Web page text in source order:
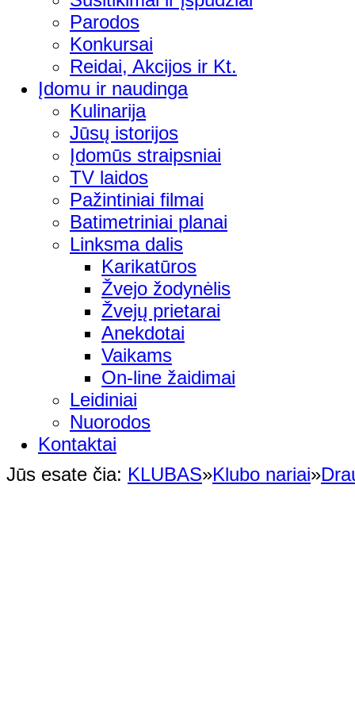
Parodos
Konkursai
Reidai, Akcijos ir Kt.
Įdomu ir naudinga
Kulinarija
Jūsų istorijos
Įdomūs straipsniai
TV laidos
Pažintiniai filmai
Batimetriniai planai
Linksma dalis
Karikatūros
Žvejo žodynėlis
Žvejų prietarai
Anekdotai
Vaikams
On-line žaidimai
Leidiniai
Nuorodos
Kontaktai
Jūs esate čia: KLUBAS»Klubo nariai»